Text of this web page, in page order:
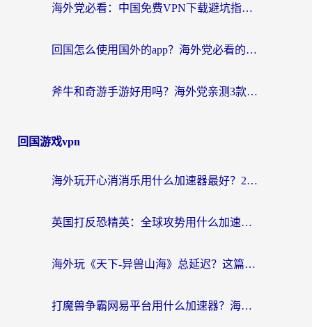
海外党必看：中国免费VPN下载避坑指南 + 无缝访问国内资源的终极方案
回国怎么使用国外的app？海外党必看的无缝访问国内资源全攻略
斧牛和奇游手游好用吗？海外党亲测3款回国加速器，选对才能无缝刷国内资源
回国游戏vpn
海外玩开心消消乐用什么加速器最好？2026真实体验指南，告别延迟卡顿
英国打反恐精英：全球攻势用什么加速器？2026年实测有效的国服游戏加速指南
海外玩《天下-异兽山海》总延迟？这篇延迟加速器指南帮你告别卡顿（附日本玩Sky光·遇最高警戒解决方案）
打魔兽争霸网易平台用什么加速器？海外党亲测有效的国服游戏加速指南